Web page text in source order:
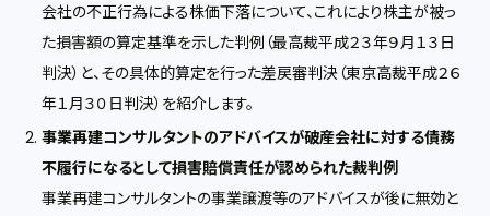
会社の不正行為による株価下落について、これにより株主が被っ
た損害額の算定基準を示した判例（最高裁平成２３年９月１３日
判決）と、その具体的算定を行った差戻審判決（東京高裁平成２６
年１月３０日判決）を紹介します。
事業再建コンサルタントのアドバイスが破産会社に対する債務
不履行になるとして損害賠償責任が認められた裁判例
事業再建コンサルタントの事業譲渡等のアドバイスが後に無効と